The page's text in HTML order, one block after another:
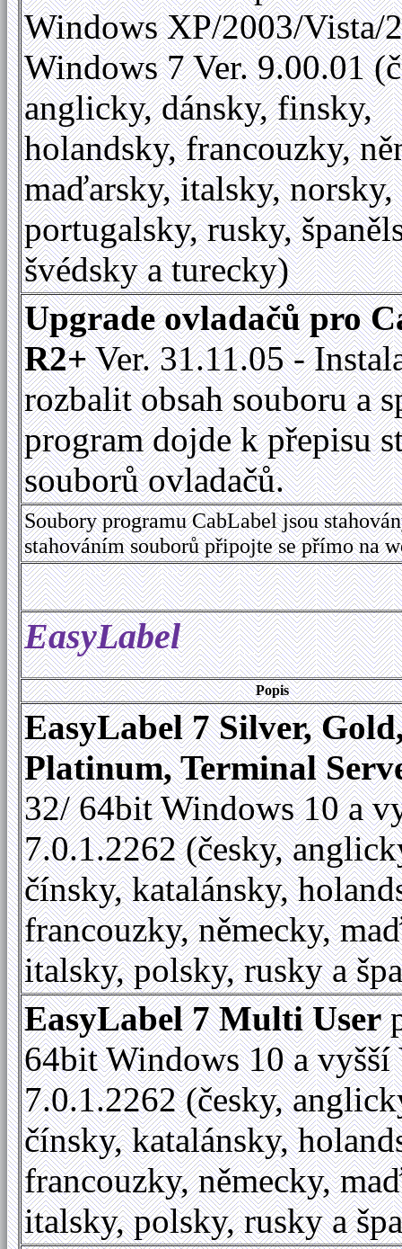
Windows XP/2003/Vista/
Windows 7 Ver. 9.00.01
anglicky, dánsky, finsky,
holandsky, francouzky,
maďarsky, italsky,
portugalsky, rusky,
švédsky a turecky)
Upgrade ovladačů pro
R2+Ver. 31.11.05 -
rozbalit obsah souboru a
program dojde k přepisu
souborů ovladačů.
Soubory programu CabLabel jsou
stahováním souborů připojte se přímo na
EasyLabel
Popis
EasyLabel 7 Silver,
Platinum, Terminal
32/ 64bit Windows 10 a
7.0.1.2262 (česky,
čínsky, katalánsky,
francouzky, německy,
italsky, polsky, rusky a
EasyLabel 7 Multi User
64bit Windows 10 a vyšší
7.0.1.2262 (česky,
čínsky, katalánsky,
francouzky, německy,
italsky, polsky, rusky a